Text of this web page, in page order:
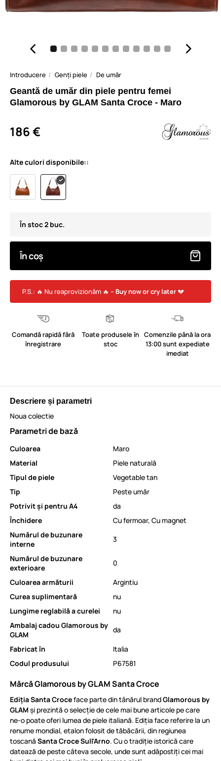
Introducere Genți piele De umăr
Geantă de umăr din piele pentru femei
Glamorous by GLAM Santa Croce - Maro
186 €
Alte culori disponibile::
În stoc 2 buc.
În coș
P.S.: 🔥 Nu reaprovizionăm 🔥 – Buy now or cry later💔
Comandă rapidă fără
înregistrare
Toate produsele în
stoc
Comenzile până la ora
13:00 sunt expediate
imediat
Descriere și parametri
Noua colectie
Parametri de bază
Culoarea
Maro
Material
Piele naturală
Tipul de piele
Vegetable tan
Tip
Peste umăr
Potrivit și pentru A4
da
Închidere
Cu fermoar, Cu magnet
Numărul de buzunare
interne
3
Numărul de buzunare
exterioare
0
Culoarea armăturii
Argintiu
Curea suplimentară
nu
Lungime reglabilă a curelei
nu
Ambalaj cadou Glamorous by
GLAM
da
Fabricat în
Italia
Codul produsului
P67581
Mărcă Glamorous by GLAM Santa Croce
Ediția Santa Croceface parte din tânărul brandGlamorous by
GLAM și prezintă o selecție de cele mai bune articole pe care
ne-o poate oferi lumea de piele italiană. Ediția face referire la un
renume mondial, etalon folosit de tăbăcării, din regiunea
toscană Santa Croce Sull'Arno. Cu o tradiție istorică care
datează de peste câteva secole, unde sunt adăpostiți cei mai